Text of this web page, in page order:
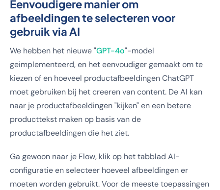
Eenvoudigere manier om
afbeeldingen te selecteren voor
gebruik via AI
We hebben het nieuwe "GPT-4o"-model
geimplementeerd, en het eenvoudiger gemaakt om te
kiezen of en hoeveel productafbeeldingen ChatGPT
moet gebruiken bij het creeren van content. De AI kan
naar je productafbeeldingen "kijken" en een betere
producttekst maken op basis van de
productafbeeldingen die het ziet.
Ga gewoon naar je Flow, klik op het tabblad AI-
configuratie en selecteer hoeveel afbeeldingen er
moeten worden gebruikt. Voor de meeste toepassingen